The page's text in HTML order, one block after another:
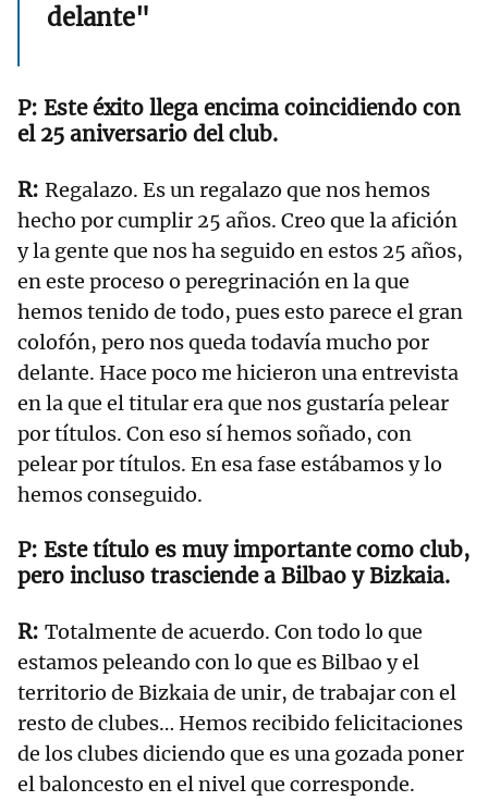
delante"
Este éxito llega encima coincidiendo con
el 25 aniversario del club.
Regalazo. Es un regalazo que nos hemos
hecho por cumplir 25 años. Creo que la afición
y la gente que nos ha seguido en estos 25 años,
en este proceso o peregrinación en la que
hemos tenido de todo, pues esto parece el gran
colofón, pero nos queda todavía mucho por
delante. Hace poco me hicieron una entrevista
en la que el titular era que nos gustaría pelear
por títulos. Con eso sí hemos soñado, con
pelear por títulos. En esa fase estábamos y lo
hemos conseguido.
Este título es muy importante como club,
pero incluso trasciende a Bilbao y Bizkaia.
Totalmente de acuerdo. Con todo lo que
estamos peleando con lo que es Bilbao y el
territorio de Bizkaia de unir, de trabajar con el
resto de clubes… Hemos recibido felicitaciones
de los clubes diciendo que es una gozada poner
el baloncesto en el nivel que corresponde.